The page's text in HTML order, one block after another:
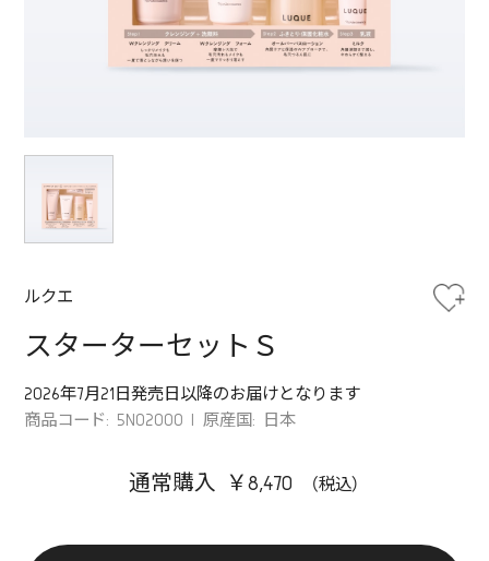
ルクエ
スターターセットＳ
2026年7月21日発売日以降のお届けとなります
商品コード: 5N02000
原産国: 日本
通常購入 ￥8,470